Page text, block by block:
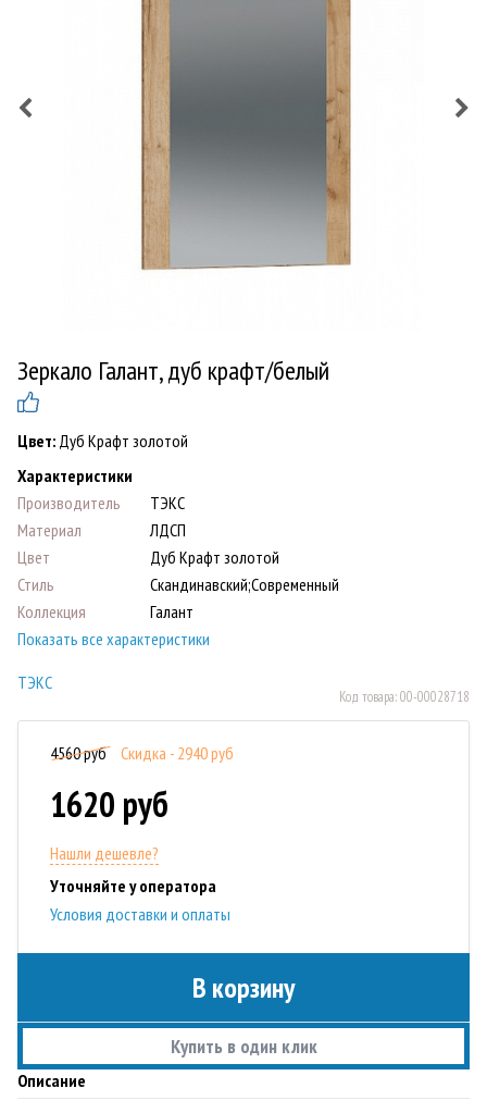
Зеркало Галант, дуб крафт/белый
Цвет: Дуб Крафт золотой
Характеристики
Производитель
ТЭКС
Материал
ЛДСП
Цвет
Дуб Крафт золотой
Стиль
Скандинавский;Современный
Коллекция
Галант
Показать все характеристики
ТЭКС
Код товара:00-00028718
4560 руб Скидка - 2940 руб
1620 руб
Нашли дешевле?
Уточняйте у оператора
Условия доставки и оплаты
В корзину
Купить в один клик
Описание